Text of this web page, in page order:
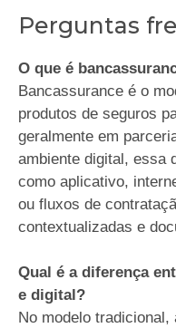
Perguntas
O que é
Bancassurance é o
produtos de seguros
geralmente em
ambiente digital, essa
como aplicativo,
ou fluxos de
contextualizadas e
Qual é a diferença
e digital?
No modelo